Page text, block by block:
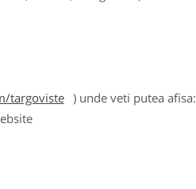
targoviste ) unde veti putea afisa: